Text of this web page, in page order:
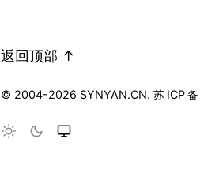
返回顶部 ↑
© 2004-2026 SYNYAN.CN. 苏 ICP备